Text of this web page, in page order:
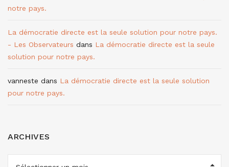
notre pays.
La démocratie directe est la seule solution pour notre pays.
- Les Observateurs dans La démocratie directe est la seule
solution pour notre pays.
vanneste dans La démocratie directe est la seule solution
pour notre pays.
ARCHIVES
ARCHIVES